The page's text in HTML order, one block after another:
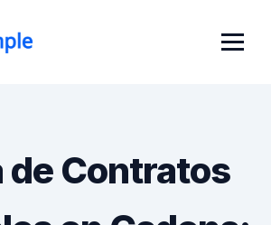
de Contratos